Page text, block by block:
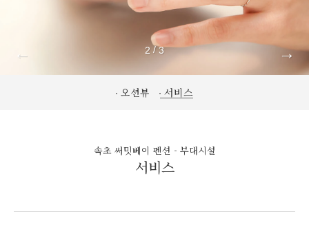
← 2 /3 →
오션뷰 서비스
속초 써밋베이 펜션 - 부대시설
서비스